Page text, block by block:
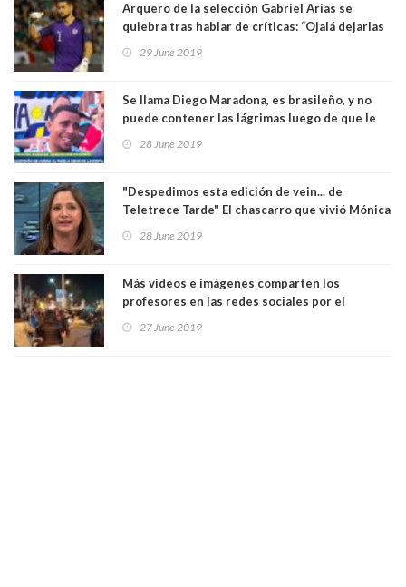
Arquero de la selección Gabriel Arias se
quiebra tras hablar de críticas: “Ojalá dejarlas
29 June 2019
Se llama Diego Maradona, es brasileño, y no
puede contener las lágrimas luego de que le
28 June 2019
"Despedimos esta edición de vein... de
Teletrece Tarde" El chascarro que vivió Mónica
28 June 2019
Más videos e imágenes comparten los
profesores en las redes sociales por el
27 June 2019